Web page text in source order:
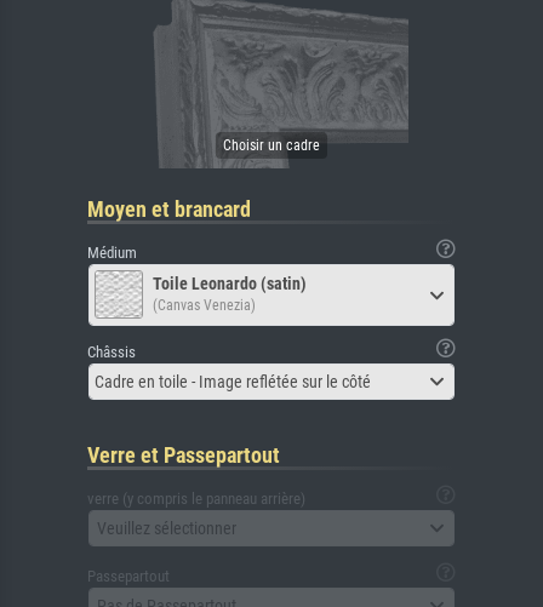
Moyen et brancard
Médium
Toile Leonardo (satin)
(Canvas Venezia)
Châssis
Cadre en toile - Image reflétée sur le côté
Verre et Passepartout
verre (y compris le panneau arrière)
Veuillez sélectionner
Passepartout